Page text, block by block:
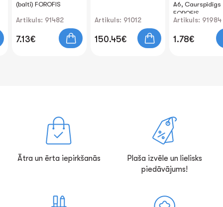
(balti) FOROFIS
Artikuls: 91482
7.13€
Artikuls: 91012
150.45€
A6, Caurspīdīgs
FOROFIS
Artikuls: 91984
1.78€
Ātra un ērta iepirkšanās
Plaša izvēle un lielisks
piedāvājums!